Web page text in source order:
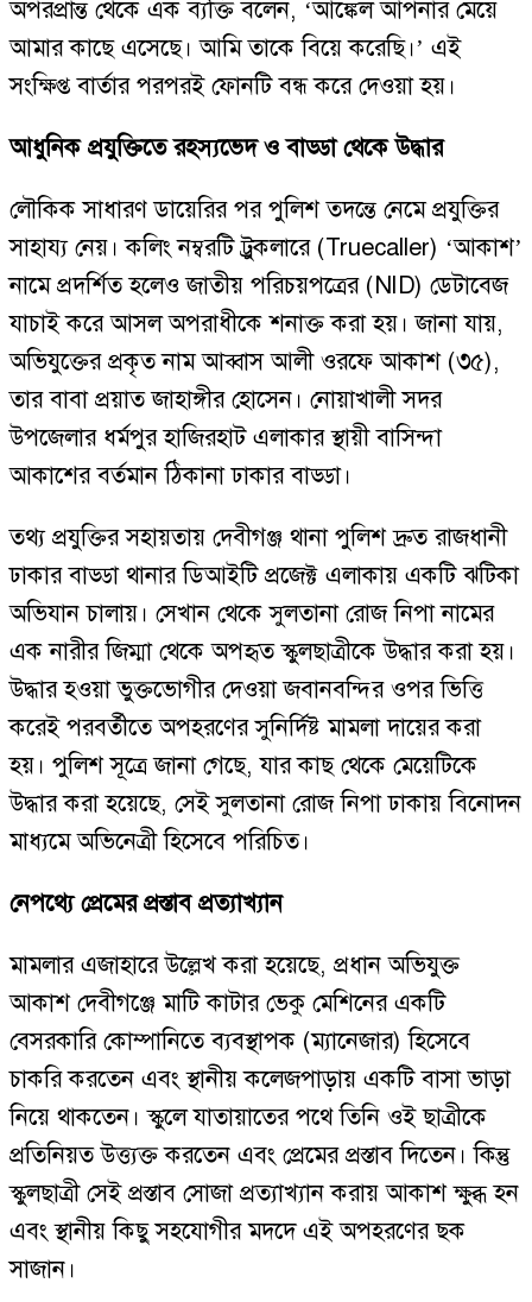
অপরপ্রান্ত থেকে এক ব্যক্তি বলেন, ‘আঙ্কেল আপনার মেয়ে
আমার কাছে এসেছে। আমি তাকে বিয়ে করেছি।’ এই
সংক্ষিপ্ত বার্তার পরপরই ফোনটি বন্ধ করে দেওয়া হয়।
আধুনিক প্রযুক্তিতে রহস্যভেদ ও বাড্ডা থেকে উদ্ধার
লৌকিক সাধারণ ডায়েরির পর পুলিশ তদন্তে নেমে প্রযুক্তির
সাহায্য নেয়। কলিং নম্বরটি ট্রুকলারে (Truecaller) ‘আকাশ’
নামে প্রদর্শিত হলেও জাতীয় পরিচয়পত্রের (NID) ডেটাবেজ
যাচাই করে আসল অপরাধীকে শনাক্ত করা হয়। জানা যায়,
অভিযুক্তের প্রকৃত নাম আব্বাস আলী ওরফে আকাশ (৩৫),
তার বাবা প্রয়াত জাহাঙ্গীর হোসেন। নোয়াখালী সদর
উপজেলার ধর্মপুর হাজিরহাট এলাকার স্থায়ী বাসিন্দা
আকাশের বর্তমান ঠিকানা ঢাকার বাড্ডা।
তথ্য প্রযুক্তির সহায়তায় দেবীগঞ্জ থানা পুলিশ দ্রুত রাজধানী
ঢাকার বাড্ডা থানার ডিআইটি প্রজেক্ট এলাকায় একটি ঝটিকা
অভিযান চালায়। সেখান থেকে সুলতানা রোজ নিপা নামের
এক নারীর জিম্মা থেকে অপহৃত স্কুলছাত্রীকে উদ্ধার করা হয়।
উদ্ধার হওয়া ভুক্তভোগীর দেওয়া জবানবন্দির ওপর ভিত্তি
করেই পরবর্তীতে অপহরণের সুনির্দিষ্ট মামলা দায়ের করা
হয়। পুলিশ সূত্রে জানা গেছে, যার কাছ থেকে মেয়েটিকে
উদ্ধার করা হয়েছে, সেই সুলতানা রোজ নিপা ঢাকায় বিনোদন
মাধ্যমে অভিনেত্রী হিসেবে পরিচিত।
নেপথ্যে প্রেমের প্রস্তাব প্রত্যাখ্যান
মামলার এজাহারে উল্লেখ করা হয়েছে, প্রধান অভিযুক্ত
আকাশ দেবীগঞ্জে মাটি কাটার ভেকু মেশিনের একটি
বেসরকারি কোম্পানিতে ব্যবস্থাপক (ম্যানেজার) হিসেবে
চাকরি করতেন এবং স্থানীয় কলেজপাড়ায় একটি বাসা ভাড়া
নিয়ে থাকতেন। স্কুলে যাতায়াতের পথে তিনি ওই ছাত্রীকে
প্রতিনিয়ত উত্ত্যক্ত করতেন এবং প্রেমের প্রস্তাব দিতেন। কিন্তু
স্কুলছাত্রী সেই প্রস্তাব সোজা প্রত্যাখ্যান করায় আকাশ ক্ষুব্ধ হন
এবং স্থানীয় কিছু সহযোগীর মদদে এই অপহরণের ছক
সাজান।